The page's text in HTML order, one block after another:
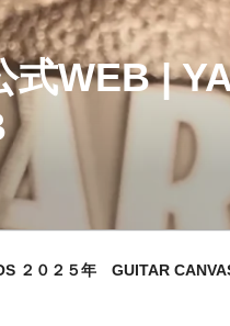
WEB |
２０２５年 GUITAR